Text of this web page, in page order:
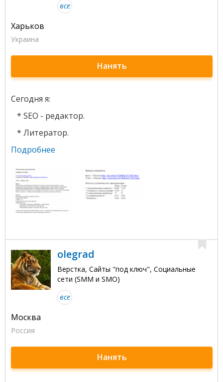
все
Харьков
Украина
Нанять
Сегодня я:
* SEO - редактор.
* Литератор.
Подробнее
olegrad
Верстка, Сайты "под ключ", Социальные
сети (SMM и SMO)
все
Москва
Россия
Нанять